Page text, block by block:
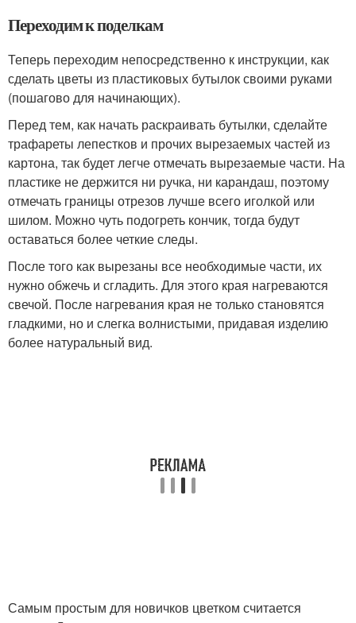
Переходим к поделкам
Теперь переходим непосредственно к инструкции, как
сделать цветы из пластиковых бутылок своими руками
(пошагово для начинающих).
Перед тем, как начать раскраивать бутылки, сделайте
трафареты лепестков и прочих вырезаемых частей из
картона, так будет легче отмечать вырезаемые части. На
пластике не держится ни ручка, ни карандаш, поэтому
отмечать границы отрезов лучше всего иголкой или
шилом. Можно чуть подогреть кончик, тогда будут
оставаться более четкие следы.
После того как вырезаны все необходимые части, их
нужно обжечь и сгладить. Для этого края нагреваются
свечой. После нагревания края не только становятся
гладкими, но и слегка волнистыми, придавая изделию
более натуральный вид.
Самым простым для новичков цветком считается